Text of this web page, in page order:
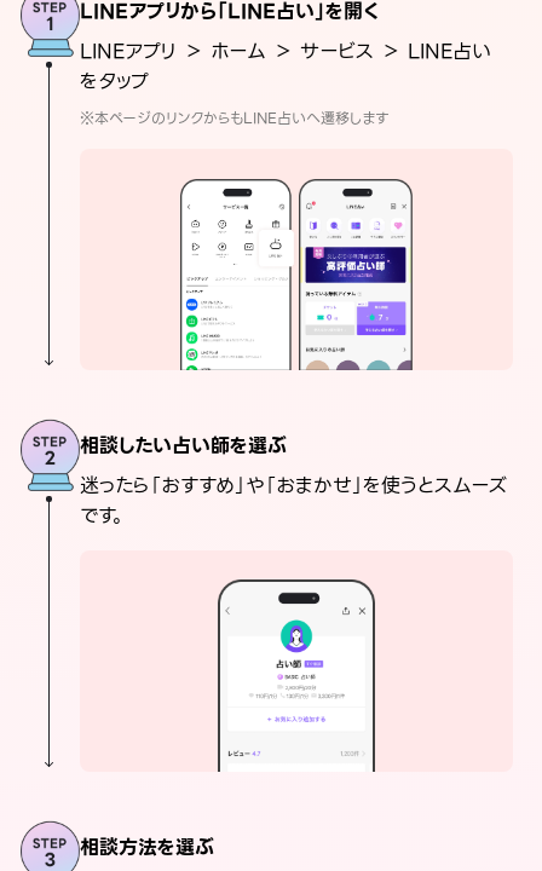
LINEアプリから「LINE占い」を開く
LINEアプリ ＞ ホーム ＞ サービス ＞ LINE占い
をタップ
※本ページのリンクからもLINE占いへ遷移します
相談したい占い師を選ぶ
迷ったら「おすすめ」や「おまかせ」を使うとスムーズ
です。
相談方法を選ぶ